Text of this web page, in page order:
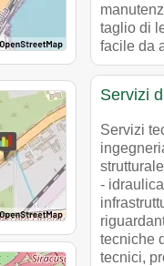
taglio di
facile da
Servizi
Servizi
-
tecniche
tecnici,